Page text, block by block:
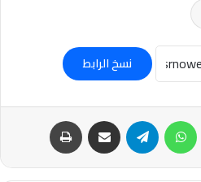
نسخ الرابط
ماسنجر واتساب تيلقرام مشاركة عبر البريد